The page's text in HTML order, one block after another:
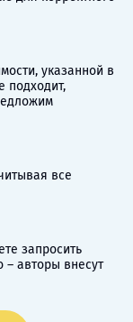
указанной в
подходит,
все
запросить
– авторы внесут